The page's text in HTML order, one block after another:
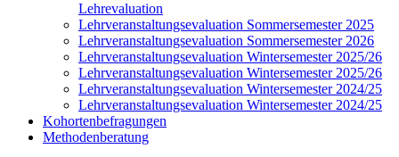
Lehrevaluation
Lehrveranstaltungsevaluation Sommersemester 2025
Lehrveranstaltungsevaluation Sommersemester 2026
Lehrveranstaltungsevaluation Wintersemester 2025/26
Lehrveranstaltungsevaluation Wintersemester 2025/26
Lehrveranstaltungsevaluation Wintersemester 2024/25
Lehrveranstaltungsevaluation Wintersemester 2024/25
Kohortenbefragungen
Methodenberatung